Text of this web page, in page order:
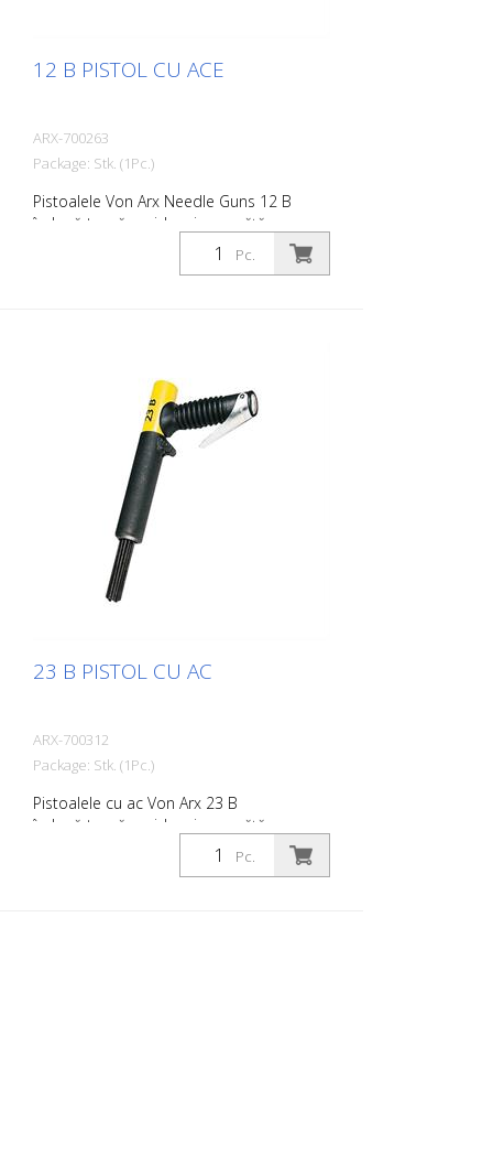
12 B PISTOL CU ACE
ARX-700263
Package: Stk. (1Pc.)
Pistoalele Von Arx Needle Guns 12 B
îndepărtează rapid rugina, curăță,
desprăfuiesc și degresează. În esență,
acestea netezesc suprafețele inegale.
ace de 2, 3 sau 4 mm, după cum doriți.
Greutate: 1,3 kg (2,9 lbs) Consumul de aer:
96 L/min. (3,4 cfm) Ace ø 3 mm: 12 buc.
Presiunea aerului: max. 6 bar (85 psi)
Conexiune: G 3/8 '' Nivelul de zgomot: 101
Pc.
23 B PISTOL CU AC
ARX-700312
Package: Stk. (1Pc.)
Pistoalele cu ac Von Arx 23 B
îndepărtează rapid rugina, curăță,
desprăfuiesc și degresează. În esență,
acestea netezesc suprafețele inegale.
Pc.